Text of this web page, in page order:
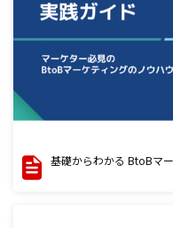
基礎からわかる BtoBマ